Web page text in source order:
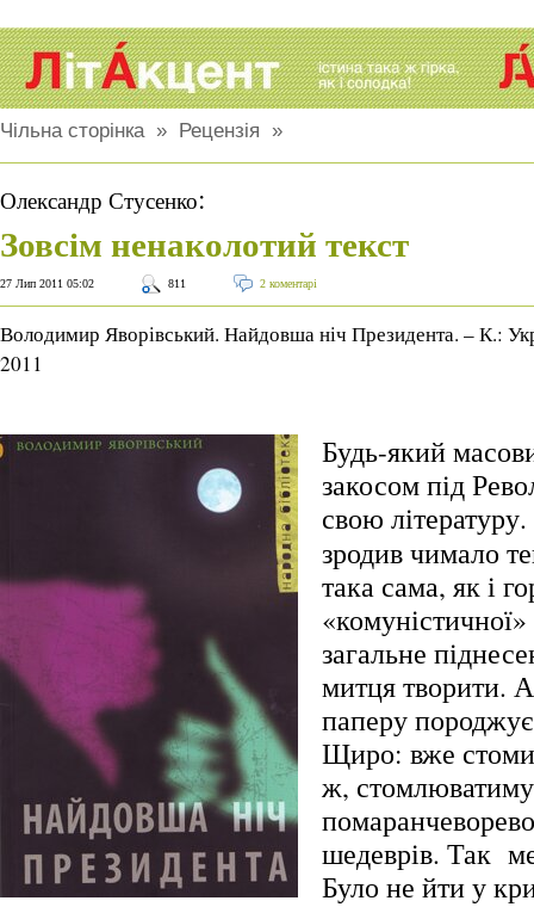
Чільна сторінка» Рецензія »
Олександр Стусенко:
Зовсім ненаколотий текст
27 Лип 2011 05:02 811 2 коментарі
Володимир Яворівський. Найдовша ніч Президента. – К.:
2011
Будь-який
закосом під
свою літературу.
зродив чимало
така сама, як і
загальне
митця творити.
паперу
Щиро: вже
ж,
шедеврів. Так
Було не йти у